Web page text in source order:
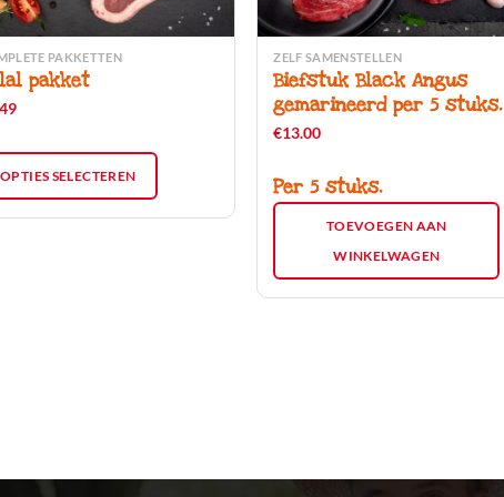
PAKKETTEN
pakket
OPTIES SELECTEREN
ZELF SAMENSTELLEN
Biefstuk Black Angus
gemarineerd per 5 stuks.
€13.00
Per 5 stuks.
TOEVOEGEN AAN
WINKELWAGEN